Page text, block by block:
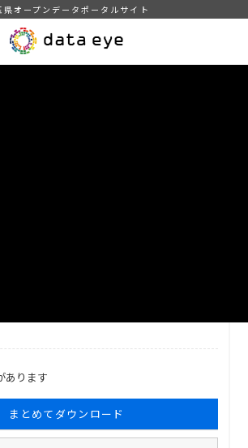
県オープンデータポータルサイト
あります
まとめてダウンロード